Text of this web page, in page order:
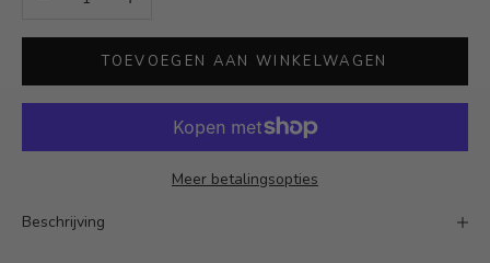
TOEVOEGEN AAN WINKELWAGEN
Meer betalingsopties
Beschrijving